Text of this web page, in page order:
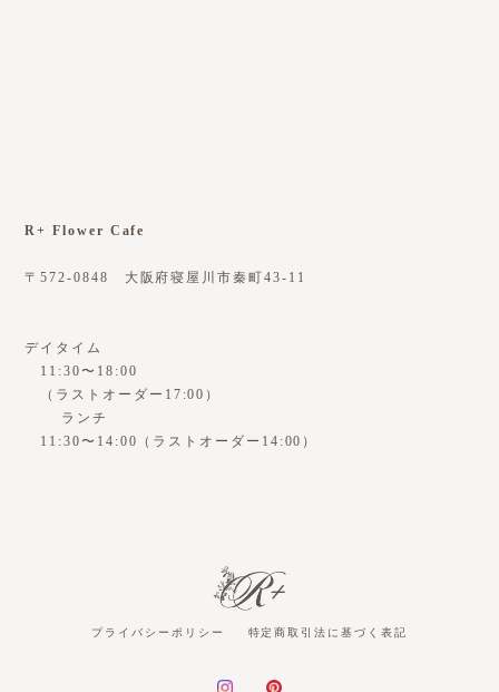
R+ Flower Cafe
〒572-0848 大阪府寝屋川市秦町43-11
デイタイム
11:30〜18:00
（ラストオーダー17:00）
ランチ
11:30〜14:00（ラストオーダー14:00）
プライバシーポリシー 特定商取引法に基づく表記